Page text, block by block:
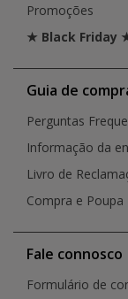
Promoções
★ Black Friday
Guia de
Perguntas
Informação da
Livro de
Compra e Poupa
Fale connosco
Formulário de